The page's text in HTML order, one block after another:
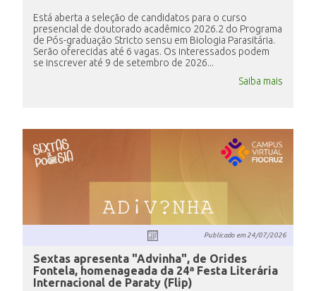
Está aberta a seleção de candidatos para o curso
presencial de doutorado acadêmico 2026.2 do Programa
de Pós-graduação Stricto sensu em Biologia Parasitária.
Serão oferecidas até 6 vagas. Os interessados podem
se inscrever até 9 de setembro de 2026...
Saiba mais
Publicado em24/07/2026
Sextas apresenta "Advinha", de Orides
Fontela, homenageada da 24ª Festa Literária
Internacional de Paraty (Flip)